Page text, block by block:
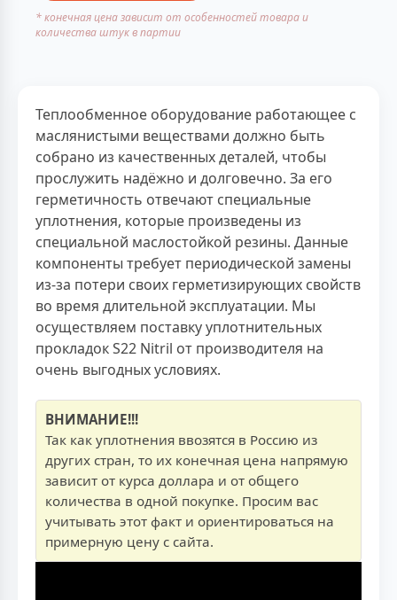
* конечная цена зависит от особенностей товара и
количества штук в партии
Теплообменное оборудование работающее с
маслянистыми веществами должно быть
собрано из качественных деталей, чтобы
прослужить надёжно и долговечно. За его
герметичность отвечают специальные
уплотнения, которые произведены из
специальной маслостойкой резины. Данные
компоненты требует периодической замены
из-за потери своих герметизирующих свойств
во время длительной эксплуатации. Мы
осуществляем поставку уплотнительных
прокладок S22 Nitril от производителя на
очень выгодных условиях.
ВНИМАНИЕ!!!
Так как уплотнения ввозятся в Россию из
других стран, то их конечная цена напрямую
зависит от курса доллара и от общего
количества в одной покупке. Просим вас
учитывать этот факт и ориентироваться на
примерную цену с сайта.